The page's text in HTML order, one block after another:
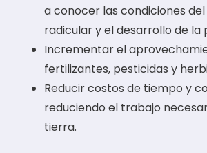
a conocer las condiciones
radicular y el desarrollo de la
Incrementar el
fertilizantes, pesticidas y
Reducir costos de tiempo y
reduciendo el trabajo
tierra.